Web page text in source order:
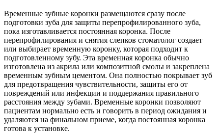
Временные зубные коронки размещаются сразу после
подготовки зуба для защиты перепрофилированного зуба,
пока изготавливается постоянная коронка. После
перепрофилирования и снятия слепков стоматолог создает
или выбирает временную коронку, которая подходит к
подготовленному зубу. Эта временная коронка обычно
изготовлена из акрила или композитной смолы и закреплена
временным зубным цементом. Она полностью покрывает зуб
для предотвращения чувствительности, защиты его от
повреждений или инфекции и поддержания правильного
расстояния между зубами. Временные коронки позволяют
пациентам нормально есть и говорить в период ожидания и
удаляются на финальном приеме, когда постоянная коронка
готова к установке.